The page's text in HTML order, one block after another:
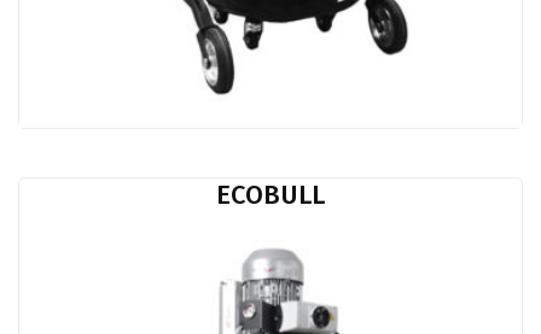
ECOBULL